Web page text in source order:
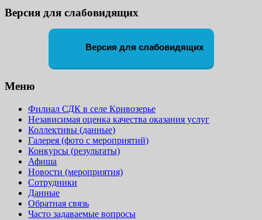
Версия для слабовидящих
Версия для слабовидящих
Меню
Филиал СДК в селе Кривозерье
Независимая оценка качества оказания услуг
Коллективы (данные)
Галерея (фото с мероприятий)
Конкурсы (результаты)
Афиша
Новости (мероприятия)
Сотрудники
Данные
Обратная связь
Часто задаваемые вопросы